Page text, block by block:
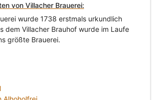
von Villacher Brauerei:
wurde 1738 erstmals urkundlich
dem Villacher Brauhof wurde im Laufe
größte Brauerei.